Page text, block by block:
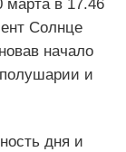
марта в 17.46
Солнце
начало
и
дня и